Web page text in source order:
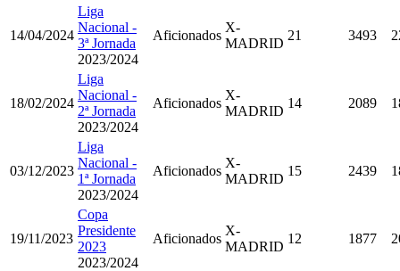
14/04/2024
Liga
Nacional -
3ª Jornada
2023/2024
Aficionados
X-
MADRID
21 3493
18/02/2024
Liga
Nacional -
2ª Jornada
2023/2024
Aficionados
X-
MADRID
14 2089
03/12/2023
Liga
Nacional -
1ª Jornada
2023/2024
Aficionados
X-
MADRID
15 2439
19/11/2023
Copa
Presidente
2023
2023/2024
Aficionados
X-
MADRID
12 1877